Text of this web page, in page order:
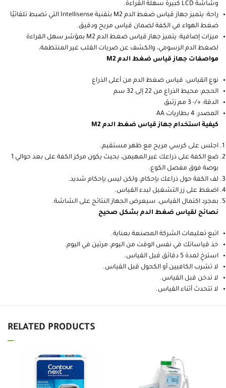
وشاشة LCD كبيرة سهلة القراءة.
راحة: يتميز جهاز قياس ضغط الدم M2 بتقنية Intellisense التي تضبط تلقائيًا
ضغط الهواء في الكفة لضمان قياس مريح ودقيق.
ميزات إضافية: يتميز جهاز قياس ضغط الدم M2 بمؤشر سهل القراءة
لضغط الدم الرسومي، والكشف عن ضربات القلب غير المنتظمة،
مواصفات جهاز قياس ضغط الدم M2
نوع القياس: قياس ضغط الدم من أعلى الذراع
الحجم: محيط الذراع من 22 إلى 32 سم
الدقة: +/- 3 مم زئبق
المصدر: 4 بطاريات AA
كيفية استخدام جهاز قياس ضغط الدم M2
اجلس على كرسي مريح مع ظهر مستقيم.
ضع الكفة على ذراعك غير المهيمن، بحيث يكون مركز الكفة على بعد حوالي 1
بوصة فوق مفصل الكوع.
لف الكفة حول ذراعك بإحكام، ولكن ليس بإحكام شديد.
اضغط على زر التشغيل لبدء القياس.
بمجرد اكتمال القياس، سيعرض الجهاز النتائج على الشاشة.
نصائح لقياس ضغط الدم بشكل صحيح
اتبع تعليمات الشركة المصنعة بعناية.
خذ قياساتك في نفس الوقت من اليوم، مرتين في اليوم.
استرخِ لمدة 5 دقائق قبل القياس.
لا تشرب الكافيين أو الكحول قبل القياس.
لا تدخن قبل القياس.
لا تتحدث أثناء القياس.
RELATED PRODUCTS